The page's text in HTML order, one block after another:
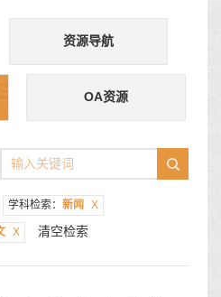
资源导航
OA资源
学科检索： 新闻 X
X 清空检索